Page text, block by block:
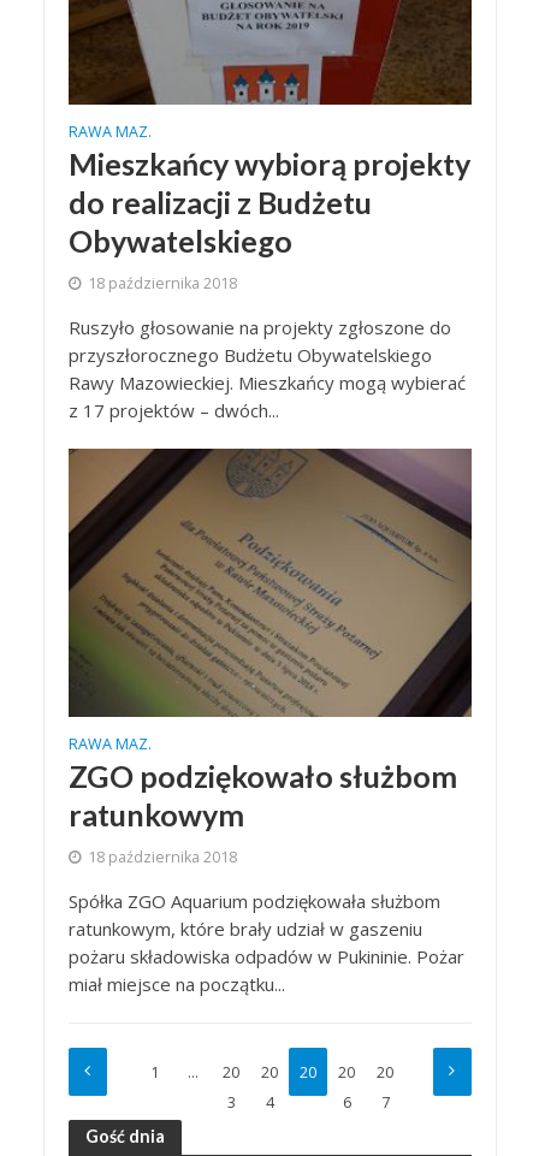
RAWA MAZ.
Mieszkańcy wybiorą projekty
do realizacji z Budżetu
Obywatelskiego
18 października 2018
Ruszyło głosowanie na projekty zgłoszone do
przyszłorocznego Budżetu Obywatelskiego
Rawy Mazowieckiej. Mieszkańcy mogą wybierać
z 17 projektów – dwóch...
RAWA MAZ.
ZGO podziękowało służbom
ratunkowym
18 października 2018
Spółka ZGO Aquarium podziękowała służbom
ratunkowym, które brały udział w gaszeniu
pożaru składowiska odpadów w Pukininie. Pożar
miał miejsce na początku...
1 …
20
3
20
4
20
5
20
6
20
7
Gość dnia